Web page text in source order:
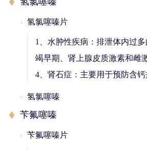
氢氯噻嗪片
1、水肿性疾病：排泄体内过
竭早期、肾上腺皮质激素和雌
4、肾石症：主要用于预防含钙
氢氯噻嗪
苄氟噻嗪
苄氟噻嗪片